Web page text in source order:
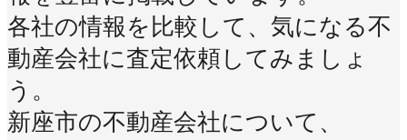
各社の情報を比較して、気になる不
動産会社に査定依頼してみましょ
う。
新座市の不動産会社について、